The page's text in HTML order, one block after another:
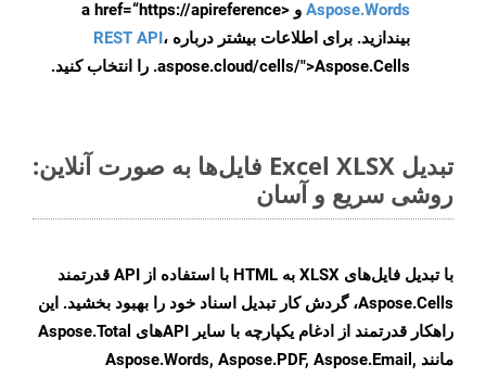
Aspose.Words
و <a href=“https://apireference
بیندازید. برای اطلاعات بیشتر درباره REST API،
.aspose.cloud/cells/">Aspose.Cells را انتخاب کنید.
تبدیل Excel XLSX فایل‌ها به صورت آنلاین:
روشی سریع و آسان
با تبدیل فایل‌های XLSX به HTML با استفاده از API قدرتمند
Aspose.Cells، گردش کار تبدیل اسناد خود را بهبود بخشید. این
راهکار قدرتمند از ادغام یکپارچه با سایر APIهای Aspose.Total
مانند Aspose.Words, Aspose.PDF, Aspose.Email,